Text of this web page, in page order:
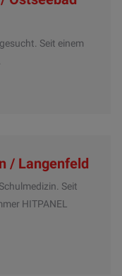
Seit einem
/ Langenfeld
Seit
HITPANEL